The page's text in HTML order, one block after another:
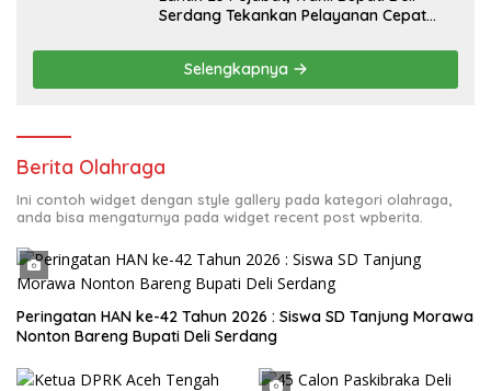
Serdang Tekankan Pelayanan Cepat
Selengkapnya
Berita Olahraga
Ini contoh widget dengan style gallery pada kategori olahraga,
anda bisa mengaturnya pada widget recent post wpberita.
Peringatan HAN ke-42 Tahun 2026 : Siswa SD Tanjung Morawa
Nonton Bareng Bupati Deli Serdang